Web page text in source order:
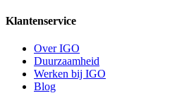
Klantenservice
Over IGO
Duurzaamheid
Werken bij IGO
Blog